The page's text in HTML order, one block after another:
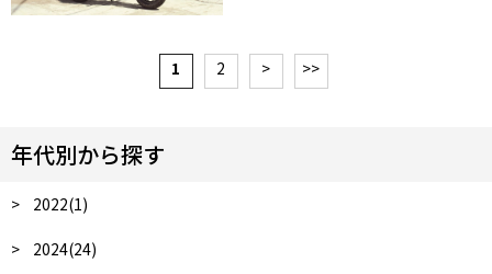
1 2
年代別から探す
2022(1)
2024(24)